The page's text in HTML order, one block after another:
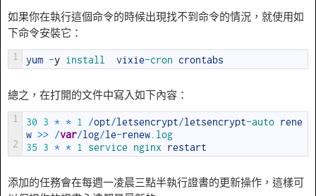
如果你在執行這個命令的時候出現找不到命令的情況，就使用如
下命令安裝它：
1 yum -y install vixie-cron crontabs
總之，在打開的文件中寫入如下內容：
1
2
30 3 * * 1 /opt/letsencrypt/letsencrypt-auto rene
w >> /var/log/le-renew .log
35
3 * * 1 service nginx restart
添加的任務會在每週一凌晨三點半執行證書的更新操作，這樣可